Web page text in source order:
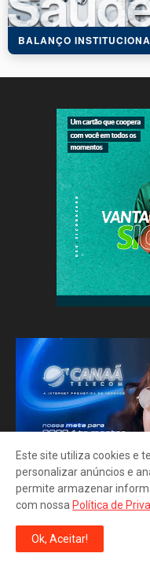
BALANÇO
Este site utiliza cookies e
personalizar anúncios e
permite armazenar
com nossa Política de
Ok, Aceitar!